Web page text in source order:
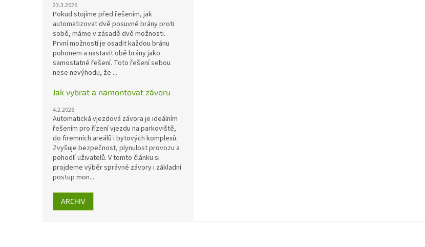
23.3.2026
Pokud stojíme před řešením, jak
automatizovat dvě posuvné brány proti
sobě, máme v zásadě dvě možnosti.
První možností je osadit každou bránu
pohonem a nastavit obě brány jako
samostatné řešení. Toto řešení sebou
nese nevýhodu, že ...
Jak vybrat a namontovat závoru
4.2.2026
Automatická vjezdová závora je ideálním
řešením pro řízení vjezdu na parkoviště,
do firemních areálů i bytových komplexů.
Zvyšuje bezpečnost, plynulost provozu a
pohodlí uživatelů. V tomto článku si
projdeme výběr správné závory i základní
postup mon...
ARCHIV